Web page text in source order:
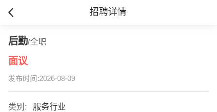
招聘详情
后勤/全职
面议
发布时间:2026-08-09
类别:
服务行业